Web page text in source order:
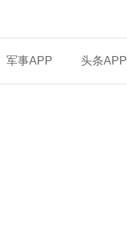
军事APP 头条APP